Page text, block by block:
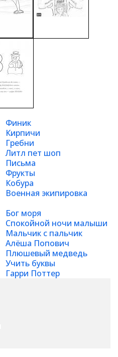
Финик
Кирпичи
Гребни
Литл пет шоп
Письма
Фрукты
Кобура
Военная экипировка
Бог моря
Спокойной ночи малыши
Мальчик с пальчик
Алёша Попович
Плюшевый медведь
Учить буквы
Гарри Поттер